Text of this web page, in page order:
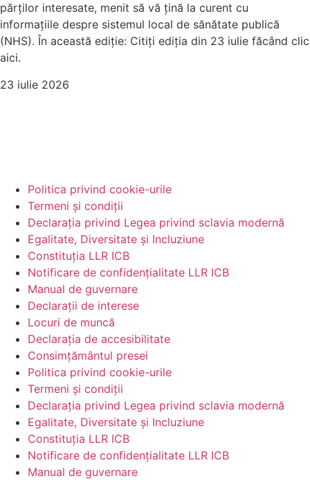
părților interesate, menit să vă țină la curent cu
informațiile despre sistemul local de sănătate publică
(NHS). În această ediție: Citiți ediția din 23 iulie făcând clic
aici.
23 iulie 2026
Politica privind cookie-urile
Termeni și condiții
Declarația privind Legea privind sclavia modernă
Egalitate, Diversitate și Incluziune
Constituția LLR ICB
Notificare de confidențialitate LLR ICB
Manual de guvernare
Declarații de interese
Locuri de muncă
Declarația de accesibilitate
Consimțământul presei
Politica privind cookie-urile
Termeni și condiții
Declarația privind Legea privind sclavia modernă
Egalitate, Diversitate și Incluziune
Constituția LLR ICB
Notificare de confidențialitate LLR ICB
Manual de guvernare